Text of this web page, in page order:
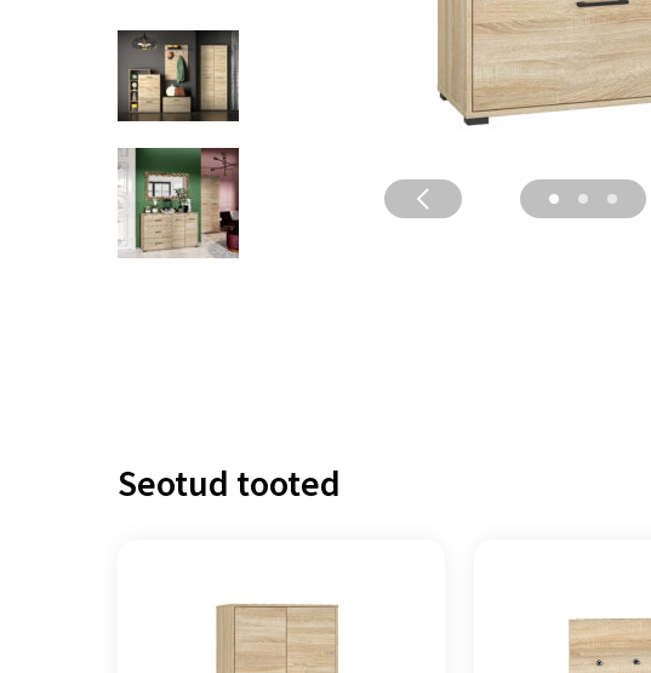
Seotud tooted